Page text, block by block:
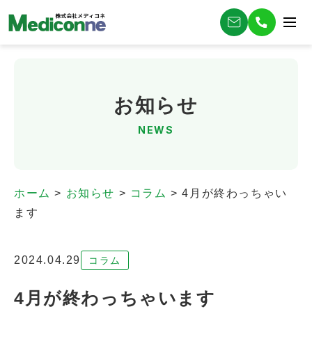
お知らせ
NEWS
ホーム > お知らせ > コラム >4月が終わっちゃい
ます
2024.04.29 コラム
4月が終わっちゃいます